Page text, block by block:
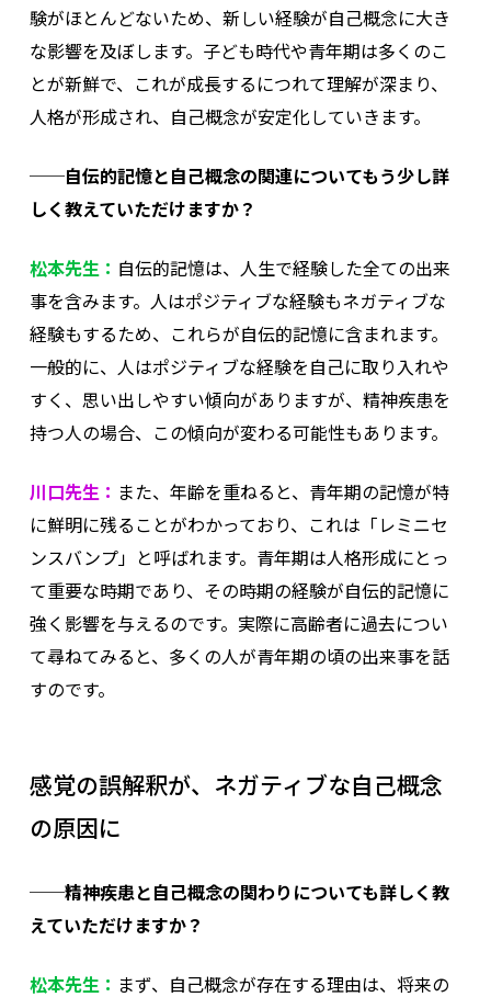
験がほとんどないため、新しい経験が自己概念に大き
な影響を及ぼします。子ども時代や青年期は多くのこ
とが新鮮で、これが成長するにつれて理解が深まり、
人格が形成され、自己概念が安定化していきます。
──自伝的記憶と自己概念の関連についてもう少し詳
しく教えていただけますか？
松本先生： 自伝的記憶は、人生で経験した全ての出来
事を含みます。人はポジティブな経験もネガティブな
経験もするため、これらが自伝的記憶に含まれます。
一般的に、人はポジティブな経験を自己に取り入れや
すく、思い出しやすい傾向がありますが、精神疾患を
持つ人の場合、この傾向が変わる可能性もあります。
川口先生： また、年齢を重ねると、青年期の記憶が特
に鮮明に残ることがわかっており、これは「レミニセ
ンスバンプ」と呼ばれます。青年期は人格形成にとっ
て重要な時期であり、その時期の経験が自伝的記憶に
強く影響を与えるのです。実際に高齢者に過去につい
て尋ねてみると、多くの人が青年期の頃の出来事を話
すのです。
感覚の誤解釈が、ネガティブな自己概念
の原因に
──精神疾患と自己概念の関わりについても詳しく教
えていただけますか？
松本先生： まず、自己概念が存在する理由は、将来の